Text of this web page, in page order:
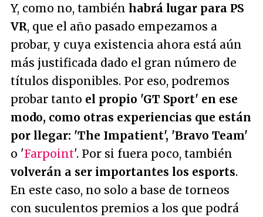
Y, como no, también habrá lugar para PS
VR, que el año pasado empezamos a
probar, y cuya existencia ahora está aún
más justificada dado el gran número de
títulos disponibles. Por eso, podremos
probar tanto el propio 'GT Sport' en ese
modo, como otras experiencias que están
por llegar: 'The Impatient', 'Bravo Team'
o 'Farpoint'. Por si fuera poco, también
volverán a ser importantes los esports.
En este caso, no solo a base de torneos
con suculentos premios a los que podrá